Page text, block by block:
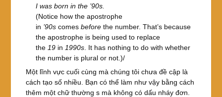
I was born in the ’90s.
(Notice how the apostrophe
in ’90scomes beforethe number. That’s because
the apostrophe is being used to replace
the 19in 1990s. It has nothing to do with whether
the number is plural or not.)/
Một lĩnh vực cuối cùng mà chúng tôi chưa đề cập là
cách tạo số nhiều. Bạn có thể làm như vậy bằng cách
thêm một chữ thường s mà không có dấu nháy đơn.